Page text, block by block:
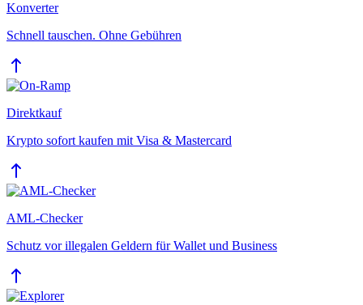
Konverter
Schnell tauschen. Ohne Gebühren
Direktkauf
Krypto sofort kaufen mit Visa & Mastercard
AML-Checker
Schutz vor illegalen Geldern für Wallet und Business